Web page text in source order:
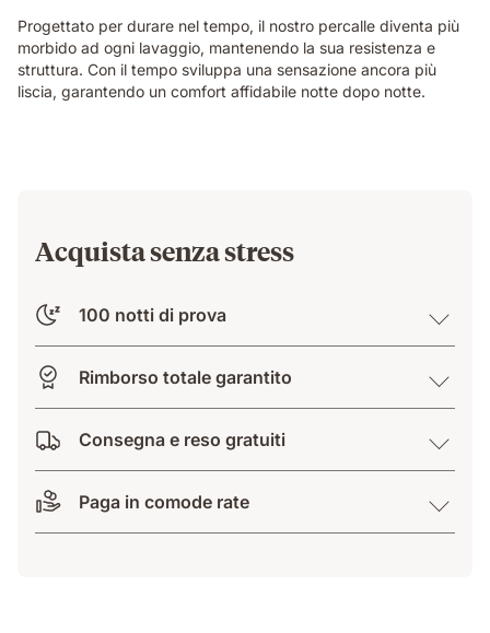
Progettato per durare nel tempo, il nostro percalle diventa più
morbido ad ogni lavaggio, mantenendo la sua resistenza e
struttura. Con il tempo sviluppa una sensazione ancora più
liscia, garantendo un comfort affidabile notte dopo notte.
Acquista senza stress
100 notti di prova
Rimborso totale garantito
Consegna e reso gratuiti
Paga in comode rate